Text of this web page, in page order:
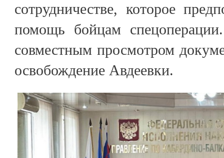
сотрудничестве, которое
помощь бойцам
совместным просмотром
освобождение Авдеевки.